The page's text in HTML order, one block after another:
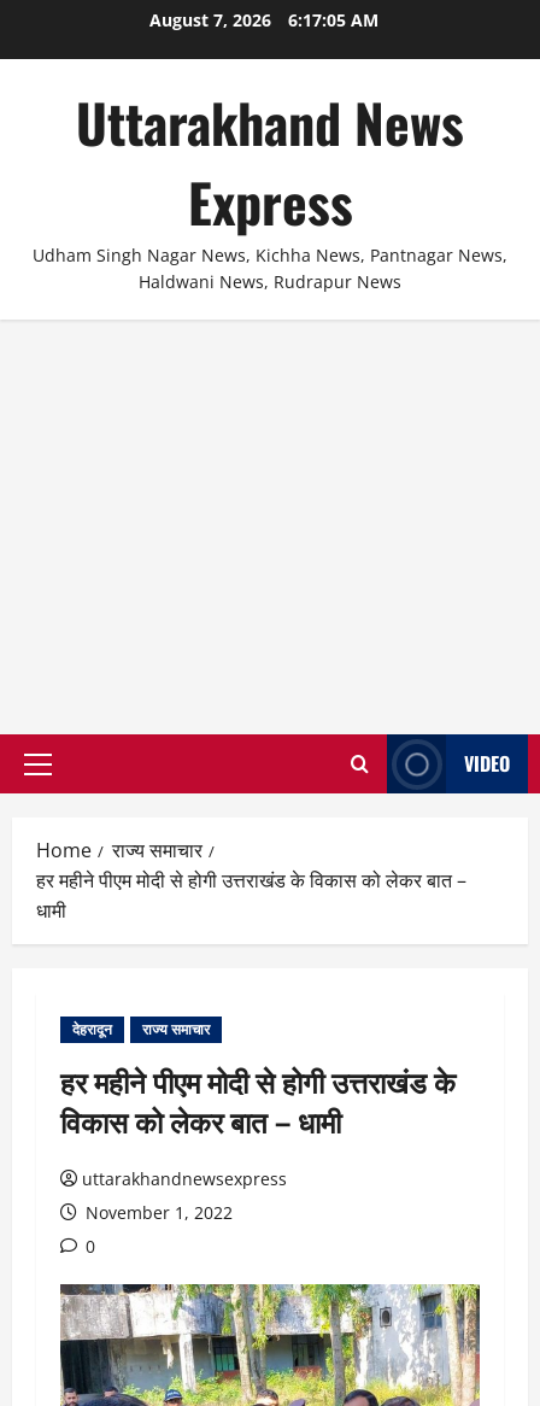
August 7, 2026 6:17:06 AM
Uttarakhand News
Express
Udham Singh Nagar News, Kichha News, Pantnagar News,
Haldwani News, Rudrapur News
Primary
VIDEO
Home
राज्य समाचार
हर महीने पीएम मोदी से होगी उत्तराखंड के विकास को लेकर बात –
धामी
देहरादून राज्य समाचार
हर महीने पीएम मोदी से होगी उत्तराखंड के
विकास को लेकर बात – धामी
uttarakhandnewsexpress
November 1, 2022
0